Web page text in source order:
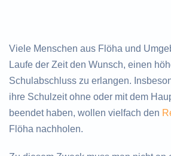
Viele Menschen aus Flöha und
Laufe der Zeit den Wunsch, einen
Schulabschluss zu erlangen.
ihre Schulzeit ohne oder mit dem
beendet haben, wollen vielfach den
Flöha nachholen.